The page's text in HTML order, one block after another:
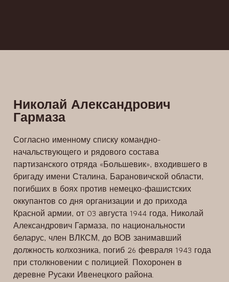
Николай Александрович
Гармаза
Согласно именному списку командно-
начальствующего и рядового состава
партизанского отряда «Большевик», входившего в
бригаду имени Сталина, Барановичской области,
погибших в боях против немецко-фашистских
оккупантов со дня организации и до прихода
Красной армии, от 03 августа 1944 года, Николай
Александрович Гармаза, по национальности
беларус, член ВЛКСМ, до ВОВ занимавший
должность колхозника, погиб 26 февраля 1943 года
при столкновении с полицией. Похоронен в
деревне Русаки Ивенецкого района.